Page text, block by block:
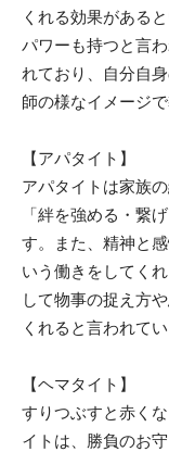
くれる効果がある
パワーも持つと言
れており、自分自
師の様なイメージ
【アパタイト】
アパタイトは家族
「絆を強める・繋
す。また、精神と
いう働きをしてく
して物事の捉え方
くれると言われてい
【ヘマタイト】
すりつぶすと赤く
イトは、勝負のお